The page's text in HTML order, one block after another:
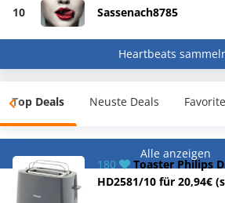
10 Sassenach8785
Heartbeats
Top Deals Neuste Deals
Alle anzeigen
180
Toaster Philips
HD2581/10 für 20,94€